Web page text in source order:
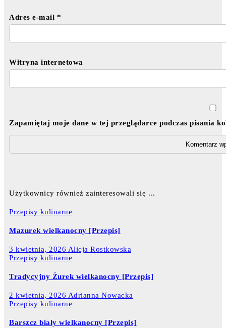
Adres e-mail *
Witryna internetowa
Zapamiętaj moje dane w tej przeglądarce podczas pisania
Użytkownicy również zainteresowali się ...
Przepisy kulinarne
Mazurek wielkanocny [Przepis]
3 kwietnia, 2026 Alicja Rostkowska
Przepisy kulinarne
Tradycyjny Żurek wielkanocny [Przepis]
2 kwietnia, 2026 Adrianna Nowacka
Przepisy kulinarne
Barszcz biały wielkanocny [Przepis]